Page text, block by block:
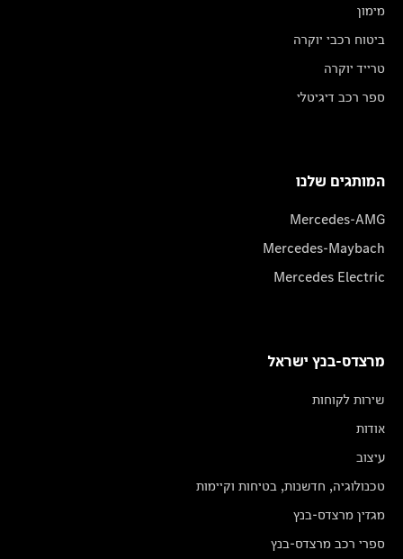
מימון
ביטוח רכבי יוקרה
טרייד יוקרה
ספר רכב דיגיטלי
המותגים שלנו
Mercedes-AMG
Mercedes-Maybach
Mercedes Electric
מרצדס-בנץ ישראל
שירות לקוחות
אודות
עיצוב
טכנולוגיה, חדשנות, בטיחות וקיימות
מגזין מרצדס-בנץ
ספרי רכב מרצדס-בנץ